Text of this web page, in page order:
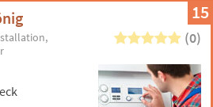
15
(0)